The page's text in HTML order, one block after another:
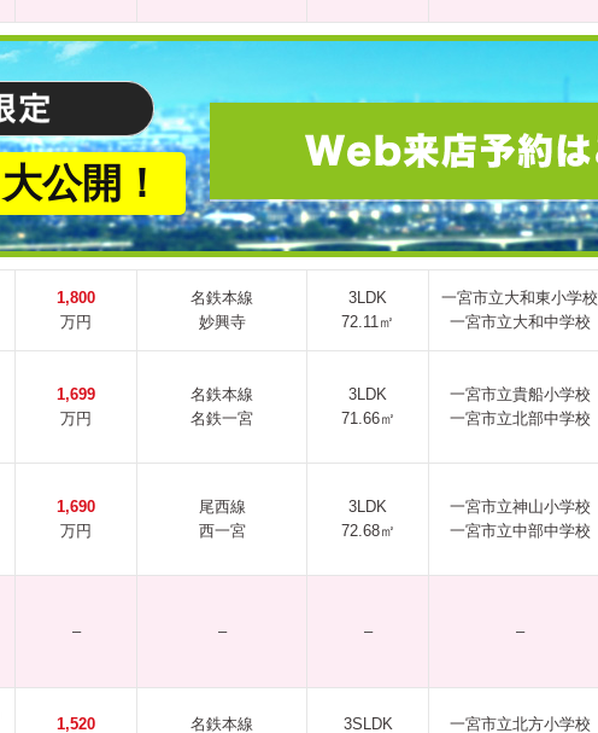
大公開！
1,800
万円
名鉄本線
妙興寺
3LDK
72.11㎡
一宮市立大和東小学校
一宮市立大和中学校
1,699
万円
名鉄本線
名鉄一宮
3LDK
71.66㎡
一宮市立貴船小学校
一宮市立北部中学校
1,690
万円
尾西線
西一宮
3LDK
72.68㎡
一宮市立神山小学校
一宮市立中部中学校
– – – –
1,520
名鉄本線
3SLDK
一宮市立北方小学校